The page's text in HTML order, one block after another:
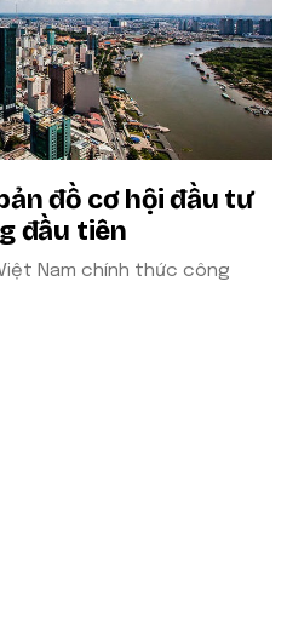
đồ cơ hội đầu tư
đầu tiên
Nam chính thức công